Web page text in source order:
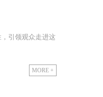
引领观众走进这
MORE +